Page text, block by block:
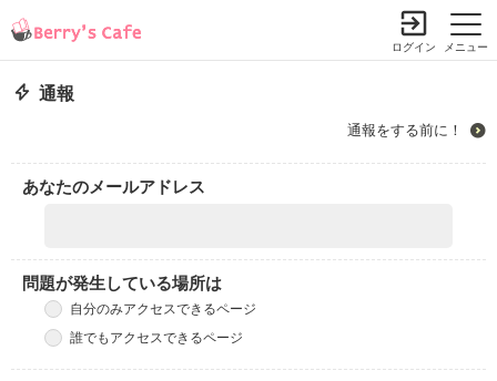
メニュー
ログイン
通報
通報をする前に！
あなたのメールアドレス
問題が発生している場所は
自分のみアクセスできるページ
誰でもアクセスできるページ